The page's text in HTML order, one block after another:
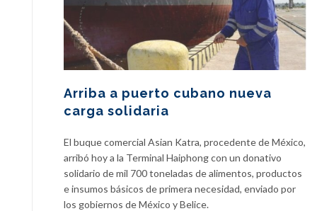
Arriba a puerto cubano nueva
carga solidaria
El buque comercial Asian Katra, procedente de México,
arribó hoy a la Terminal Haiphong con un donativo
solidario de mil 700 toneladas de alimentos, productos
e insumos básicos de primera necesidad, enviado por
los gobiernos de México y Belice.